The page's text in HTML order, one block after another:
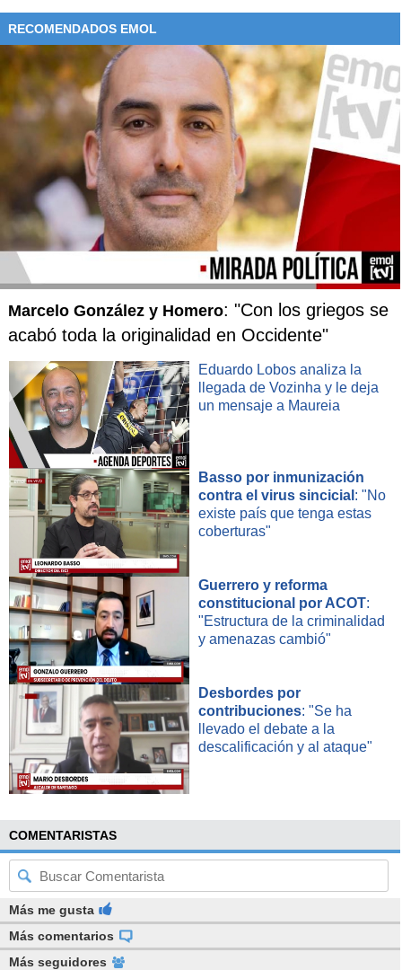
RECOMENDADOS EMOL
Marcelo González y Homero: "Con los griegos se
acabó toda la originalidad en Occidente"
Eduardo Lobos analiza la
llegada de Vozinha y le deja
un mensaje a Maureia
Basso por inmunización
contra el virus sincicial : "No
existe país que tenga estas
coberturas"
Guerrero y reforma
constitucional por ACOT:
"Estructura de la criminalidad
y amenazas cambió"
Desbordes por
contribuciones: "Se ha
llevado el debate a la
descalificación y al ataque"
COMENTARISTAS
Más me gusta
Más comentarios
Más seguidores